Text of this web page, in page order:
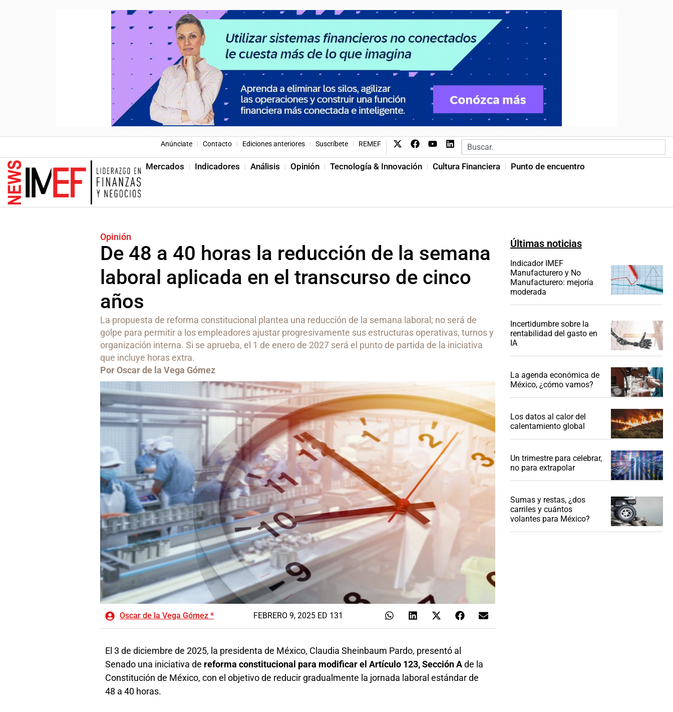
Anúnciate Contacto Ediciones anteriores Suscríbete REMEF
Mercados Indicadores Análisis Opinión Tecnología & Innovación Cultura Financiera Punto de encuentro
Opinión
De 48 a 40 horas la reducción de la semana
laboral aplicada en el transcurso de cinco
años
La propuesta de reforma constitucional plantea una reducción de la semana laboral; no será de
golpe para permitir a los empleadores ajustar progresivamente sus estructuras operativas, turnos y
organización interna. Si se aprueba, el 1 de enero de 2027 será el punto de partida de la iniciativa
que incluye horas extra.
Por Oscar de la Vega Gómez
Oscar de la Vega Gómez * FEBRERO 9, 2025 ED 131
El 3 de diciembre de 2025, la presidenta de México, Claudia Sheinbaum Pardo, presentó al
Senado una iniciativa de reforma constitucional para modificar el Artículo 123, Sección Ade la
Constitución de México, con el objetivo de reducir gradualmente la jornada laboral estándar de
48 a 40 horas.
Últimas noticias
Indicador IMEF
Manufacturero y No
Manufacturero: mejoría
moderada
Incertidumbre sobre la
rentabilidad del gasto en
IA
La agenda económica de
México, ¿cómo vamos?
Los datos al calor del
calentamiento global
Un trimestre para celebrar,
no para extrapolar
Sumas y restas, ¿dos
carriles y cuántos
volantes para México?